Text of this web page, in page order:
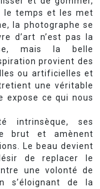
le temps et les met
la photographe se
d’art n’est pas la
mais la belle
provient des
ou artificielles et
une véritable
expose ce qui nous
intrinsèque, ses
brut et amènent
Le beau devient
de replacer le
une volonté de
s’éloignant de la